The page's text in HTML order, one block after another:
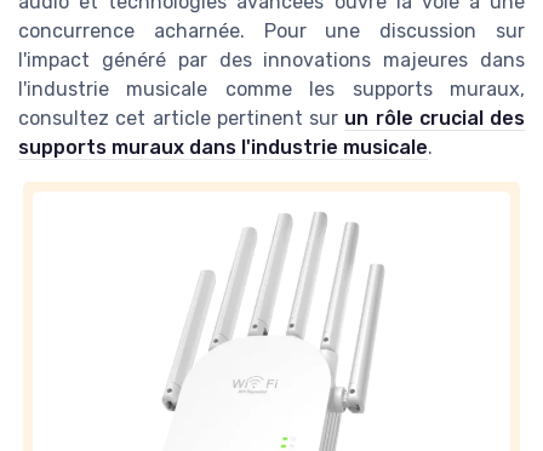
concurrence acharnée. Pour une discussion sur
l'impact généré par des innovations majeures dans
l'industrie musicale comme les supports muraux,
consultez cet article pertinent sur un rôle crucial des
supports muraux dans l'industrie musicale.